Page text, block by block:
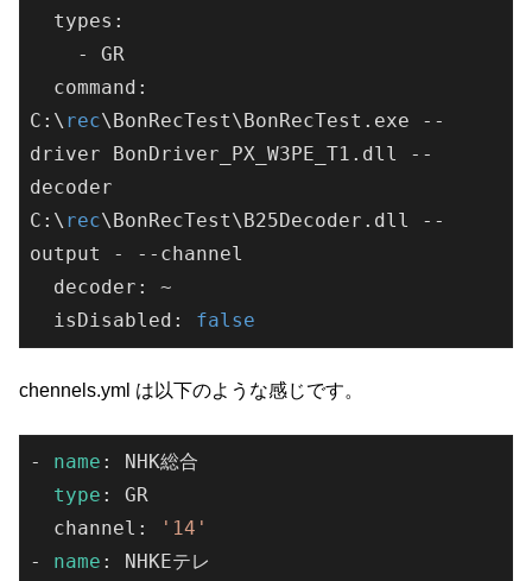
C:\ rec\BonRecTest\BonRecTest . exe --
driver BonDriver_PX_W3PE_T1 . dll --
decoder
C:\ rec\BonRecTest\B25Decoder . dll --
output - --channel
  isDisabled:
false
chennels.yml は以下のような感じです。
- name : NHK総合
type : GR
  channel:
'14'
- name : NHKEテレ